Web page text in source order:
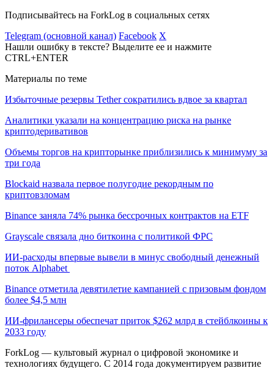
Подписывайтесь на ForkLog в социальных сетях
Telegram (основной канал) Facebook X
Нашли ошибку в тексте? Выделите ее и нажмите
CTRL+ENTER
Материалы по теме
Избыточные резервы Tether сократились вдвое за квартал
Аналитики указали на концентрацию риска на рынке
криптодеривативов
Объемы торгов на крипторынке приблизились к минимуму за
три года
Blockaid назвала первое полугодие рекордным по
криптовзломам
Binance заняла 74% рынка бессрочных контрактов на ETF
Grayscale связала дно биткоина с политикой ФРС
ИИ-расходы впервые вывели в минус свободный денежный
поток Alphabet
Binance отметила девятилетие кампанией с призовым фондом
более $4,5 млн
ИИ-фрилансеры обеспечат приток $262 млрд в стейблкоины к
2033 году
ForkLog — культовый журнал о цифровой экономике и
технологиях будущего. С 2014 года документируем развитие